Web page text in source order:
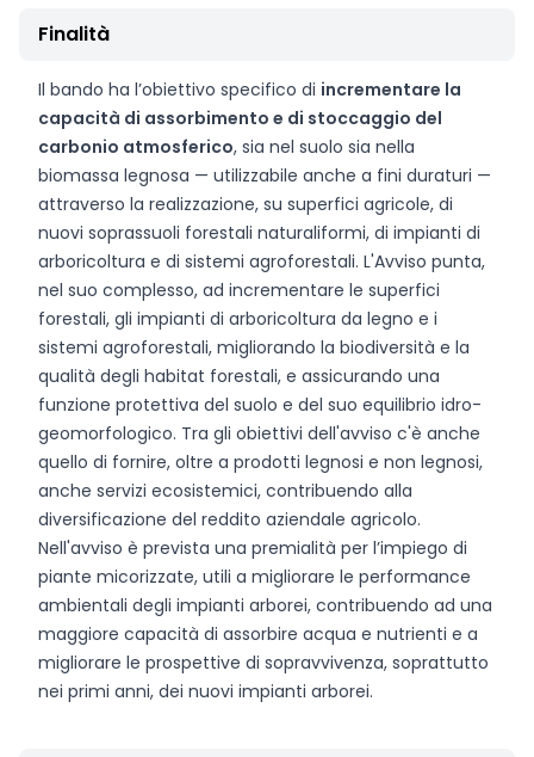
Finalità
Il bando ha l’obiettivo specifico di incrementare la
capacità di assorbimento e di stoccaggio del
carbonio atmosferico, sia nel suolo sia nella
biomassa legnosa — utilizzabile anche a fini duraturi —
attraverso la realizzazione, su superfici agricole, di
nuovi soprassuoli forestali naturaliformi, di impianti di
arboricoltura e di sistemi agroforestali. L'Avviso punta,
nel suo complesso, ad incrementare le superfici
forestali, gli impianti di arboricoltura da legno e i
sistemi agroforestali, migliorando la biodiversità e la
qualità degli habitat forestali, e assicurando una
funzione protettiva del suolo e del suo equilibrio idro-
geomorfologico. Tra gli obiettivi dell'avviso c'è anche
quello di fornire, oltre a prodotti legnosi e non legnosi,
anche servizi ecosistemici, contribuendo alla
diversificazione del reddito aziendale agricolo.
Nell'avviso è prevista una premialità per l’impiego di
piante micorizzate, utili a migliorare le performance
ambientali degli impianti arborei, contribuendo ad una
maggiore capacità di assorbire acqua e nutrienti e a
migliorare le prospettive di sopravvivenza, soprattutto
nei primi anni, dei nuovi impianti arborei.